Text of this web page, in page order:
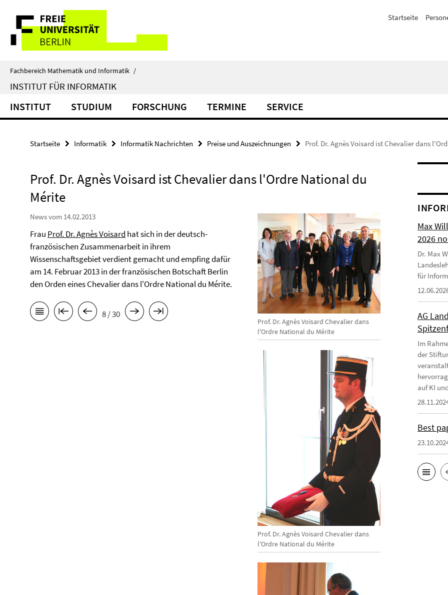
direkt
Inhalt
Service-
Navigation
Startseite
Fachbereich Mathematik und Informatik /
INSTITUT FÜR INFORMATIK
INSTITUT STUDIUM FORSCHUNG TERMINE SERVICE
Startseite Informatik Informatik Nachrichten Preise und Auszeichnungen Prof. Dr. Agnès Voisard ist Chevalier dans
Prof. Dr. Agnès Voisard ist Chevalier dans l'Ordre National du
Mérite
Prof. Dr. Agnès Voisard Chevalier dans
l'Ordre National du Mérite
Prof. Dr. Agnès Voisard Chevalier dans
l'Ordre National du Mérite
News vom 14.02.2013
Frau Prof. Dr. Agnès Voisard hat sich in der deutsch-
französischen Zusammenarbeit in ihrem
Wissenschaftsgebiet verdient gemacht und empfing dafür
am 14. Februar 2013 in der französischen Botschaft Berlin
den Orden eines Chevalier dans l'Ordre National du Mérite.
8 / 30
Max
2026
Dr. Max
für
AG
Im
der
auf KI
Best